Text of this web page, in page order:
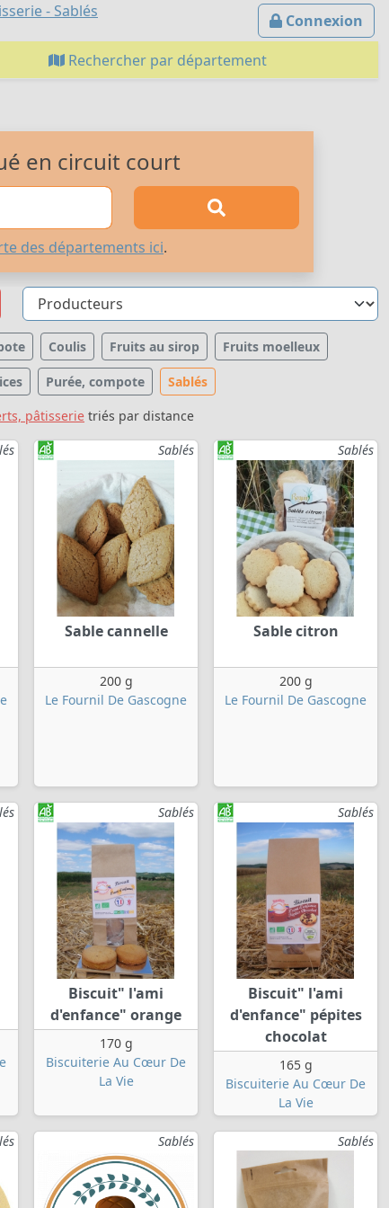
Connexion
- Sablés
Rechercher par département
en circuit court
des départements ici.
Coulis Fruits au sirop Fruits moelleux
Purée, compote
Sablés
pâtisserie triés par distance
Sablés
Sable cannelle
200 g
Le Fournil De Gascogne
Sablés
Sable citron
200 g
Le Fournil De Gascogne
Sablés
Biscuit" l'ami
d'enfance" orange
170 g
Biscuiterie Au Cœur De
La Vie
Sablés
Biscuit" l'ami
d'enfance" pépites
chocolat
165 g
Biscuiterie Au Cœur De
La Vie
Sablés Sablés